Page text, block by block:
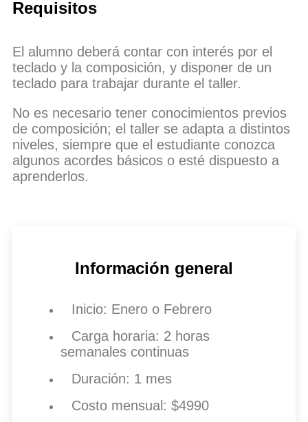
Requisitos
El alumno deberá contar con interés por el
teclado y la composición, y disponer de un
teclado para trabajar durante el taller.
No es necesario tener conocimientos previos
de composición; el taller se adapta a distintos
niveles, siempre que el estudiante conozca
algunos acordes básicos o esté dispuesto a
aprenderlos.
Información general
Inicio: Enero o Febrero
Carga horaria: 2 horas
semanales continuas
Duración: 1 mes
Costo mensual: $4990